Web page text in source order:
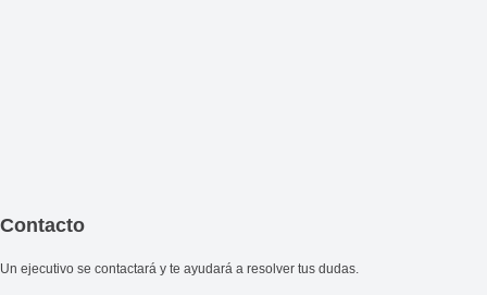
Contacto
Un ejecutivo se contactará y te ayudará a resolver tus dudas.